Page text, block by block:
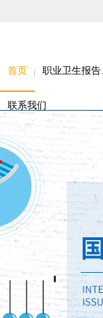
首页 职业卫生报
联系我们